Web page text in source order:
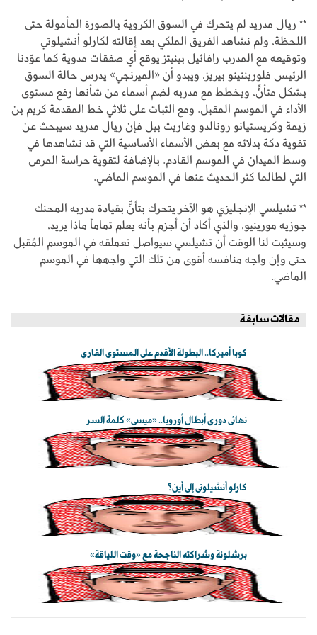
** ريال مدريد لم يتحرك في السوق الكروية بالصورة المأمولة حتى
اللحظة، ولم نشاهد الفريق الملكي بعد إقالته لكارلو أنشيلوتي
وتوقيعه مع المدرب رافائيل بينيتز يوقع أي صفقات مدوية كما عوّدنا
الرئيس فلورينتينو بيريز، ويبدو أن «الميرنجي» يدرس حالة السوق
بشكل متأنٍّ، ويخطط مع مدربه لضم أسماء من شأنها رفع مستوى
الأداء في الموسم المقبل. ومع الثبات على ثلاثي خط المقدمة كريم بن
زيمة وكريستيانو رونالدو وغاريث بيل فإن ريال مدريد سيبحث عن
تقوية دكة بدلائه مع بعض الأسماء الأساسية التي قد نشاهدها في
وسط الميدان في الموسم القادم. بالإضافة لتقوية حراسة المرمى
التي لطالما كثر الحديث عنها في الموسم الماضي.
** تشيلسي الإنجليزي هو الآخر يتحرك بتأنٍّ بقيادة مدربه المحنك
جوزيه مورينيو، والذي أكاد أن أجزم بأنه يعلم تماماً ماذا يريد،
وسيثبت لنا الوقت أن تشيلسي سيواصل تعملقه في الموسم المُقبل
حتى وإن واجه منافسه أقوى من تلك التي واجهها في الموسم
الماضي.
مقالات سابقة
كوبا أميركا.. البطولة الأقدم على المستوى القاري
نهائي دوري أبطال أوروبا.. «ميسي» كلمة السر
كارلو أنشيلوتي إلى أين؟
برشلونة وشراكته الناجحة مع «وقت اللياقة»